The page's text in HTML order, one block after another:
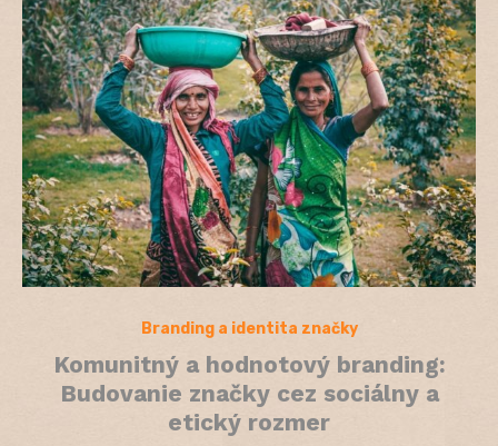
Branding a identita značky
Komunitný a hodnotový branding:
Budovanie značky cez sociálny a
etický rozmer